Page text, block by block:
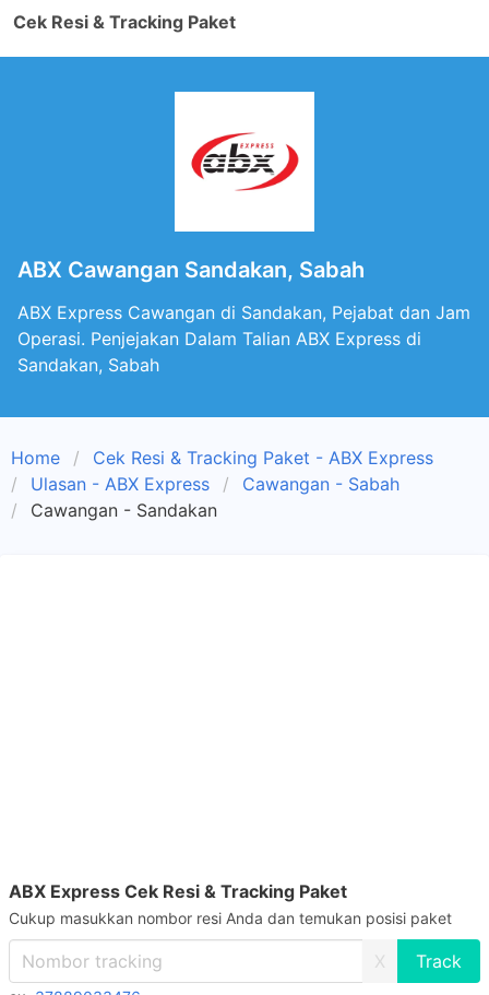
Cek Resi & Tracking Paket
ABX Cawangan Sandakan, Sabah
ABX Express Cawangan di Sandakan, Pejabat dan Jam
Operasi. Penjejakan Dalam Talian ABX Express di
Sandakan, Sabah
Home
Cek Resi & Tracking Paket - ABX Express
Ulasan - ABX Express
Cawangan - Sabah
Cawangan - Sandakan
ABX Express Cek Resi & Tracking Paket
Cukup masukkan nombor resi Anda dan temukan posisi paket
X